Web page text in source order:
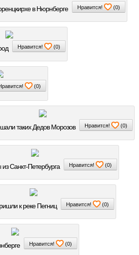
в Нюрнберге Нравится! (0)
Нравится! (0)
(0)
таких Дедов Морозов Нравится! (0)
Санкт-Петербурга Нравится! (0)
к реке Пегниц Нравится! (0)
Нравится! (0)